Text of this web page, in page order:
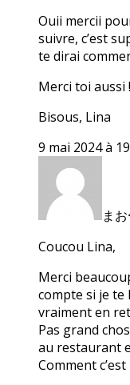
Ouii mercii
suivre, c’est
te dirai
Merci toi aussi
Bisous, Lina
9 mai 2024 à
ま
Coucou Lina,
Merci
compte si je te
vraiment en
Pas grand
au restaurant
Comment